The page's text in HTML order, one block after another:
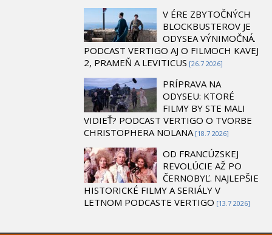
V ÉRE ZBYTOČNÝCH
BLOCKBUSTEROV JE
ODYSEA VÝNIMOČNÁ.
PODCAST VERTIGO AJ O FILMOCH KAVEJ
2, PRAMEŇ A LEVITICUS [26.7 2026]
PRÍPRAVA NA
ODYSEU: KTORÉ
FILMY BY STE MALI
VIDIEŤ? PODCAST VERTIGO O TVORBE
CHRISTOPHERA NOLANA [18.7 2026]
OD FRANCÚZSKEJ
REVOLÚCIE AŽ PO
ČERNOBYĽ. NAJLEPŠIE
HISTORICKÉ FILMY A SERIÁLY V
LETNOM PODCASTE VERTIGO [13.7 2026]